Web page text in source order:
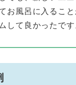
お風呂に入るこ
して良かったです